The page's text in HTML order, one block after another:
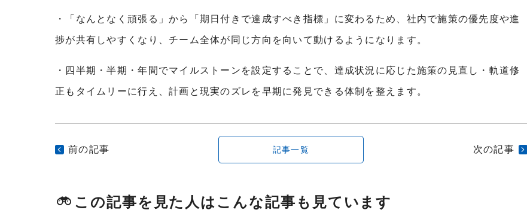
・「なんとなく頑張る」から「期日付きで達成すべき指標」に変わるため、社内で施策の優先度や進
捗が共有しやすくなり、チーム全体が同じ方向を向いて動けるようになります。
・四半期・半期・年間でマイルストーンを設定することで、達成状況に応じた施策の見直し・軌道修
正もタイムリーに行え、計画と現実のズレを早期に発見できる体制を整えます。
前の記事 記事一覧 次の記事
この記事を見た人はこんな記事も見ています